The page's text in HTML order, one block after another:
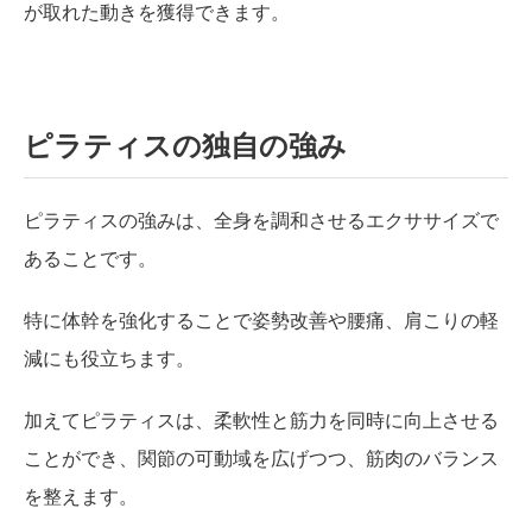
が取れた動きを獲得できます。
ピラティスの独自の強み
ピラティスの強みは、全身を調和させるエクササイズで
あることです。
特に体幹を強化することで姿勢改善や腰痛、肩こりの軽
減にも役立ちます。
加えてピラティスは、柔軟性と筋力を同時に向上させる
ことができ、関節の可動域を広げつつ、筋肉のバランス
を整えます。